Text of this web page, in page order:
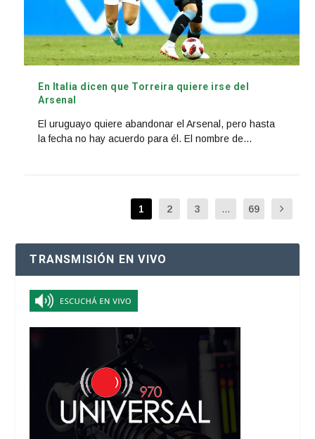
En Italia dicen que Torreira quiere irse del
Arsenal
El uruguayo quiere abandonar el Arsenal, pero hasta
la fecha no hay acuerdo para él. El nombre de...
1 2 3 ... 69
TRANSMISIÓN EN VIVO